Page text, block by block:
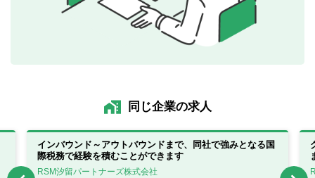
同じ企業の求人
インバウンド～アウトバウンドまで、同社で強みとなる国
際税務で経験を積むことができます
RSM汐留パートナーズ株式会社